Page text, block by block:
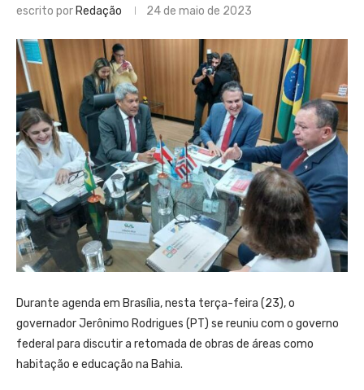
escrito por Redação 24 de maio de 2023
Durante agenda em Brasília, nesta terça-feira (23), o
governador Jerônimo Rodrigues (PT) se reuniu com o governo
federal para discutir a retomada de obras de áreas como
habitação e educação na Bahia.